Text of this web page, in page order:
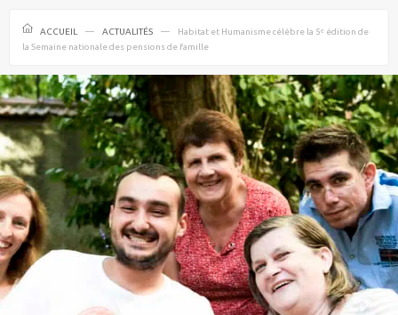
ACCUEIL ACTUALITÉS
Habitat et Humanisme célèbre la 5ᵉ édition de
la Semaine nationale des pensions de famille